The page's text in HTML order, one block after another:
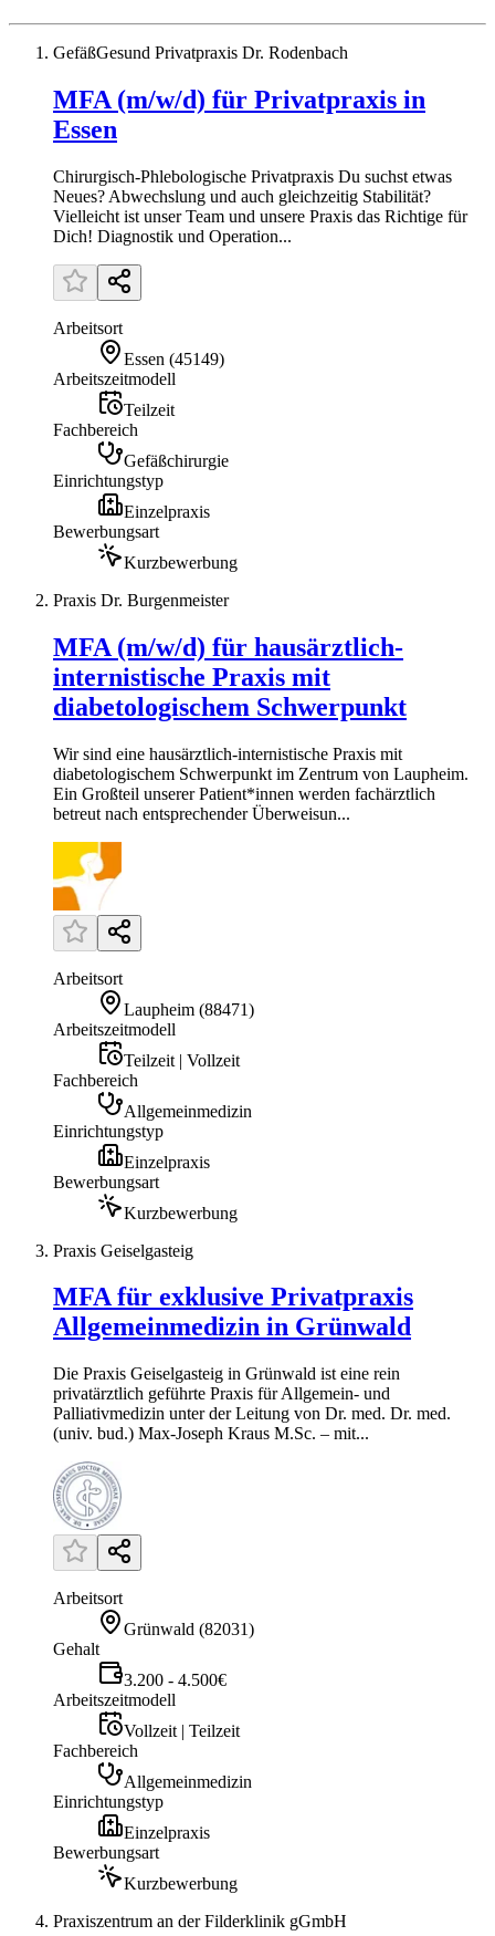
GefäßGesund Privatpraxis Dr. Rodenbach
MFA (m/w/d) für Privatpraxis in
Essen
Chirurgisch-Phlebologische Privatpraxis Du suchst etwas
Neues? Abwechslung und auch gleichzeitig Stabilität?
Vielleicht ist unser Team und unsere Praxis das Richtige für
Dich! Diagnostik und Operation...
Arbeitsort
Essen (45149)
Arbeitszeitmodell
Teilzeit
Fachbereich
Gefäßchirurgie
Einrichtungstyp
Einzelpraxis
Bewerbungsart
Kurzbewerbung
Praxis Dr. Burgenmeister
MFA (m/w/d) für hausärztlich-
internistische Praxis mit
diabetologischem Schwerpunkt
Wir sind eine hausärztlich-internistische Praxis mit
diabetologischem Schwerpunkt im Zentrum von Laupheim.
Ein Großteil unserer Patient*innen werden fachärztlich
betreut nach entsprechender Überweisun...
Arbeitsort
Laupheim (88471)
Arbeitszeitmodell
Teilzeit | Vollzeit
Fachbereich
Allgemeinmedizin
Einrichtungstyp
Einzelpraxis
Bewerbungsart
Kurzbewerbung
Praxis Geiselgasteig
MFA für exklusive Privatpraxis
Allgemeinmedizin in Grünwald
Die Praxis Geiselgasteig in Grünwald ist eine rein
privatärztlich geführte Praxis für Allgemein- und
Palliativmedizin unter der Leitung von Dr. med. Dr. med.
(univ. bud.) Max-Joseph Kraus M.Sc. – mit...
Arbeitsort
Grünwald (82031)
Gehalt
3.200 - 4.500€
Arbeitszeitmodell
Vollzeit | Teilzeit
Fachbereich
Allgemeinmedizin
Einrichtungstyp
Einzelpraxis
Bewerbungsart
Kurzbewerbung
Praxiszentrum an der Filderklinik gGmbH